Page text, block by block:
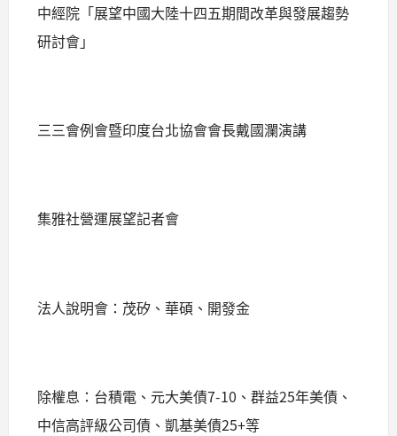
中經院「展望中國大陸十四五期間改革與發展趨勢
研討會」
三三會例會暨印度台北協會會長戴國瀾演講
集雅社營運展望記者會
法人說明會：茂矽、華碩、開發金
除權息：台積電、元大美債7-10、群益25年美債、
中信高評級公司債、凱基美債25+等